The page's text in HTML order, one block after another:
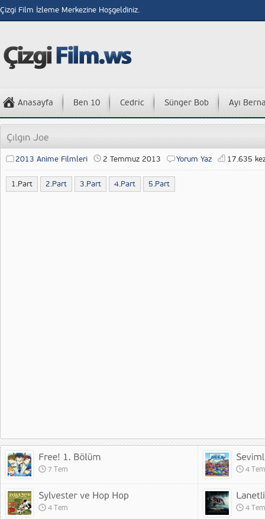
Çizgi Film İzleme Merkezine Hoşgeldiniz.
Anasayfa Ben 10 Cedric Sünger Bob Ayı
2013 Anime Filmleri 2 Temmuz 2013 Yorum Yaz 17.635
1.Part 2.Part 3.Part 4.Part 5.Part
7 Tem 4 Tem
4 Tem 4 Tem